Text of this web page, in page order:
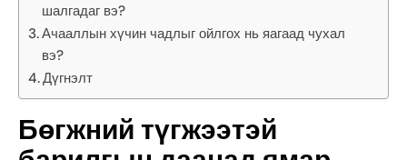
шалгадаг вэ?
Ачааллын хүчин чадлыг ойлгох нь яагаад чухал
вэ?
Дүгнэлт
Бөгжний түгжээтэй